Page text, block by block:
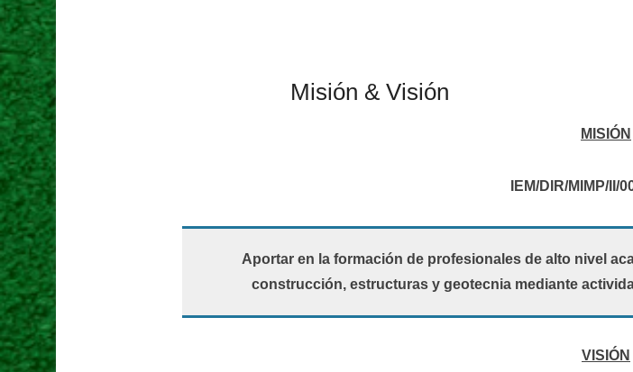
Misión & Visión
MISIÓN
IEM/DIR/MIMP/II/
Aportar en la formación de profesionales de alto nivel
construcción, estructuras y geotecnia mediante
VISIÓN